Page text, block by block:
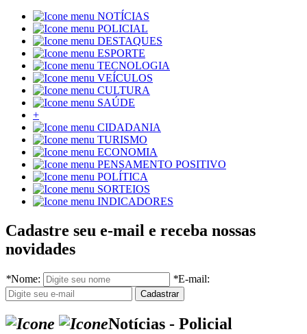
NOTÍCIAS
POLICIAL
DESTAQUES
ESPORTE
TECNOLOGIA
VEÍCULOS
CULTURA
SAÚDE
+
CIDADANIA
TURISMO
ECONOMIA
PENSAMENTO POSITIVO
POLÍTICA
SORTEIOS
INDICADORES
Cadastre seu e-mail e receba nossas
novidades
*Nome: *E-mail:
Notícias - Policial